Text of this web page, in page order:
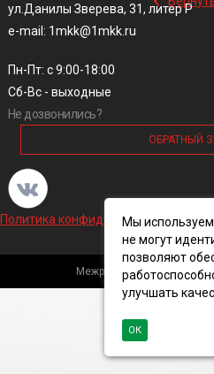
ул.Данилы Зверева, 31, литер Р
e-mail: 1mkk@1mkk.ru
Пн-Пт: с 9:00-18:00
Сб-Вс - выходные
Не дозвонились?
ОБРАТНЫЙ
Политика конфиденциальности и
Межрегиональная
Мы используем
не могут
позволяют
улучшать
ОК